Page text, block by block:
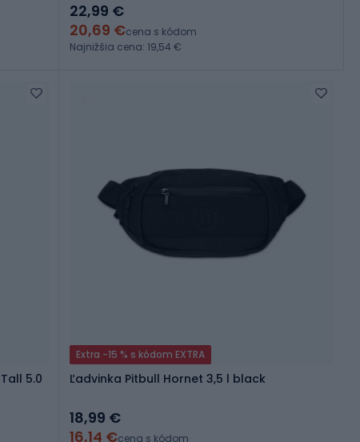
22,99 €
20,69 €cena s kódom
Najnižšia cena: 19,54 €
Extra -15 % s kódom EXTRA
Ľadvinka Pitbull Hornet 3,5 l black
18,99 €
16,14 €cena s kódom